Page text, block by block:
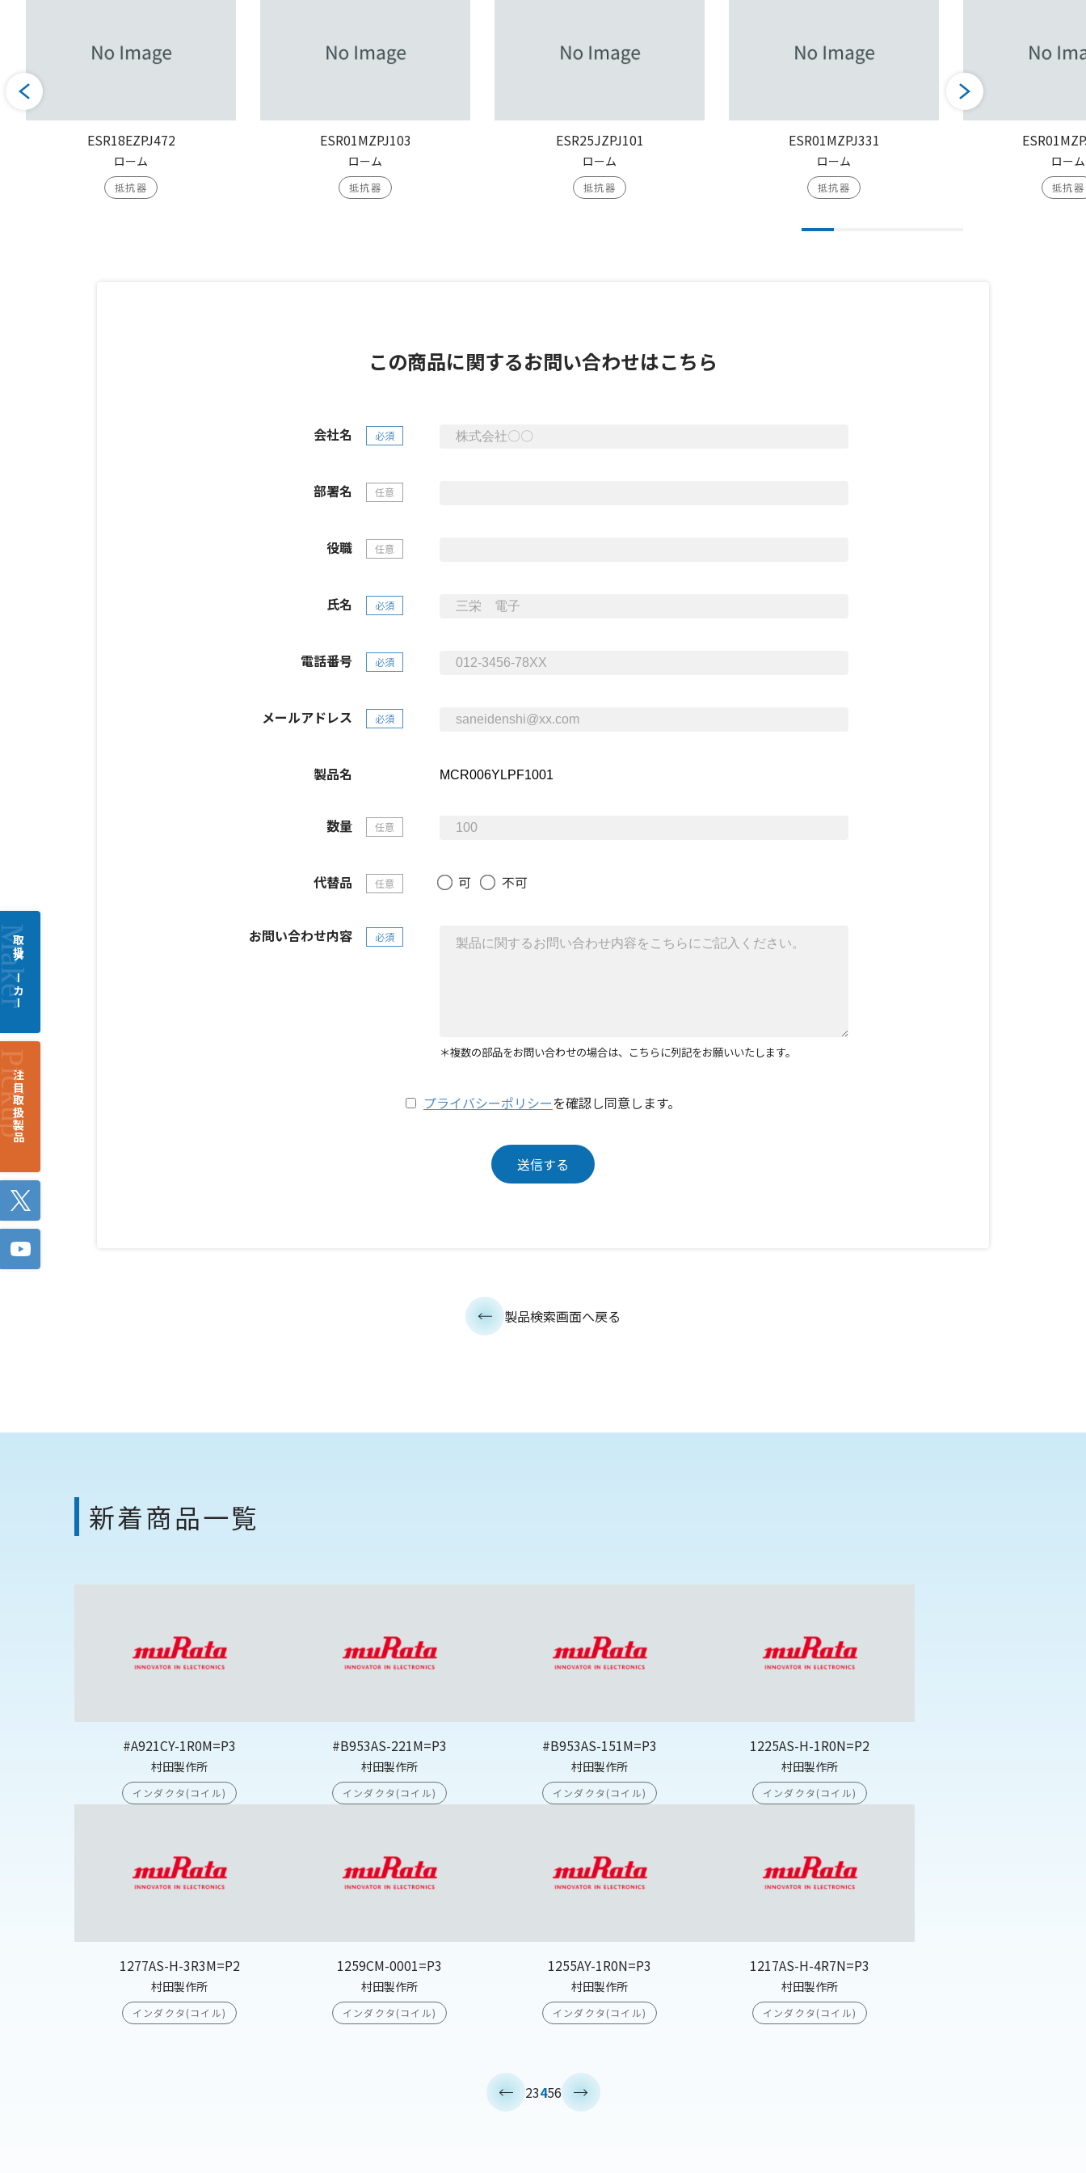
ESR18EZPJ472
ローム
抵抗器
ESR01MZPJ103
ローム
抵抗器
ESR25JZPJ101
ローム
抵抗器
ESR01MZPJ331
ローム
抵抗器
ローム
抵抗器
この商品に関するお問い合わせはこちら
会社名 必須
部署名 任意
役職 任意
氏名 必須
電話番号 必須
メールアドレス 必須
製品名
数量 任意
代替品 任意 可 不可
お問い合わせ内容 必須
＊複数の部品をお問い合わせの場合は、こちらに列記をお願いいたします。
プライバシーポリシーを確認し同意します。
製品検索画面へ戻る
新着商品一覧
#A921CY-1R0M=P3
村田製作所
インダクタ(コイル)
#B953AS-221M=P3
村田製作所
インダクタ(コイル)
#B953AS-151M=P3
村田製作所
インダクタ(コイル)
1225AS-H-1R0N=P2
村田製作所
インダクタ(コイル)
1277AS-H-3R3M=P2
村田製作所
インダクタ(コイル)
1259CM-0001=P3
村田製作所
インダクタ(コイル)
1255AY-1R0N=P3
村田製作所
インダクタ(コイル)
1217AS-H-4R7N=P3
村田製作所
インダクタ(コイル)
23456
取扱メーカー
注目取扱製品